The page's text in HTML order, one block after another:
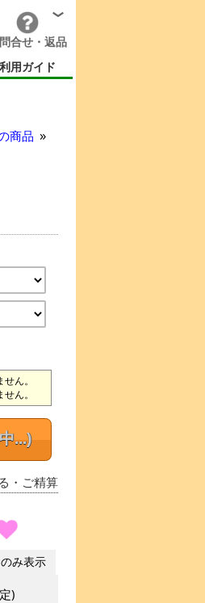
合せ・返品
用ガイド
商品
ん。
ん。
...)
・ご精算
み表示
)